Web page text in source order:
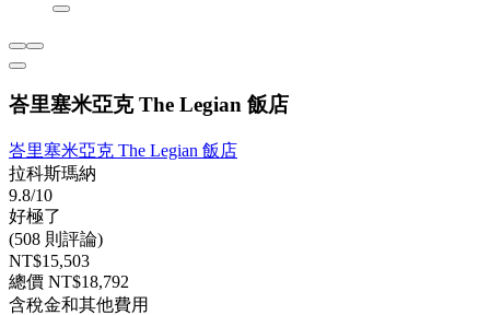
峇里塞米亞克 The Legian 飯店
峇里塞米亞克 The Legian 飯店
拉科斯瑪納
9.8/10
好極了
(508 則評論)
NT$15,503
總價 NT$18,792
含稅金和其他費用